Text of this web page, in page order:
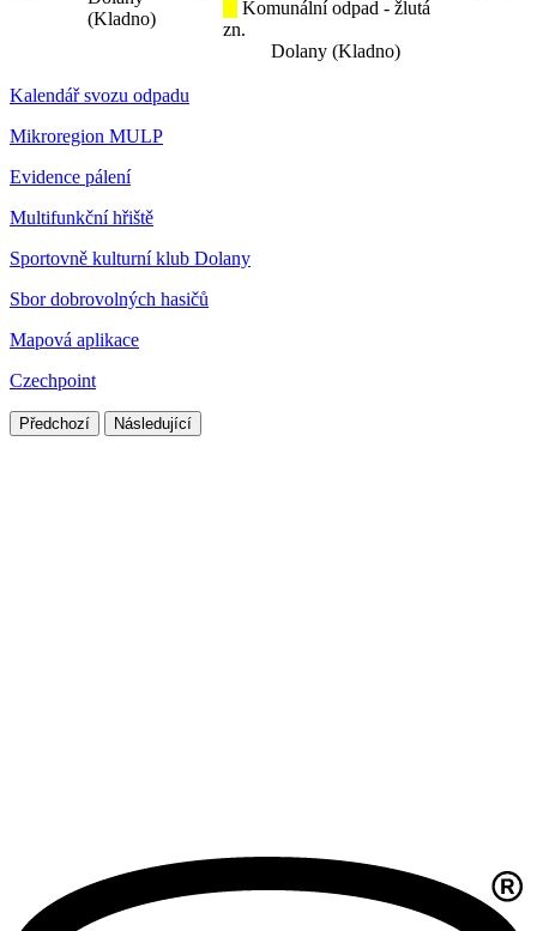
(Kladno)
Komunální odpad - žlutá
zn.
Dolany (Kladno)
Kalendář svozu odpadu
Mikroregion MULP
Evidence pálení
Multifunkční hřiště
Sportovně kulturní klub Dolany
Sbor dobrovolných hasičů
Mapová aplikace
Czechpoint
Předchozí Následující